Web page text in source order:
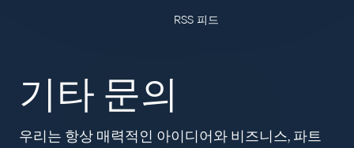
RSS 피드
기타 문의
우리는 항상 매력적인 아이디어와 비즈니스, 파트